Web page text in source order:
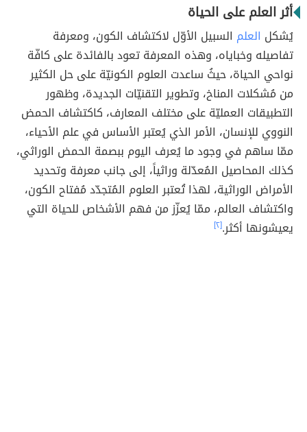
أثر العلم على الحياة
يُشكل العلم السبيل الأوّل لاكتشاف الكون، ومعرفة
تفاصيله وخباياه، وهذه المعرفة تعود بالفائدة على كافّة
نواحي الحياة، حيثُ ساعدت العلوم الكونيّة على حل الكثير
من مُشكلات المناخ، وتطوير التقنيّات الجديدة، وظهور
التطبيقات العمليّة على مختلف المعارف، كاكتشاف الحمض
النووي للإنسان، الأمر الذي يُعتبر الأساس في علم الأحياء،
ممّا ساهم في وجود ما يُعرف اليوم ببصمة الحمض الوراثي،
كذلك المحاصيل المُعدّلة وراثياً، إلى جانب معرفة وتحديد
الأمراض الوراثية، لهذا تُعتبر العلوم المُتجدّد مُفتاح الكون،
واكتشاف العالم، ممّا يُعزّز من فهم الأشخاص للحياة التي
يعيشونها أكثر.[٢]